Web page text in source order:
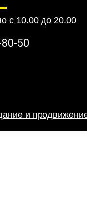
с 10.00 до 20.00
50
и